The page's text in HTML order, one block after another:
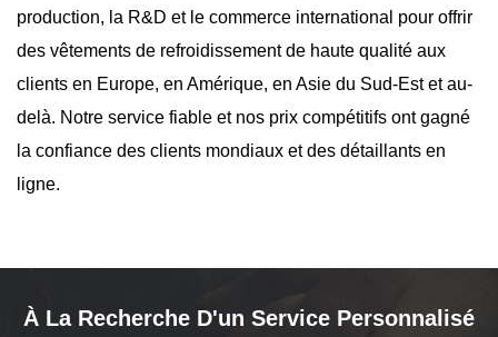
production, la R&D et le commerce international pour offrir
des vêtements de refroidissement de haute qualité aux
clients en Europe, en Amérique, en Asie du Sud-Est et au-
delà. Notre service fiable et nos prix compétitifs ont gagné
la confiance des clients mondiaux et des détaillants en
ligne.
À La Recherche D'un Service Personnalisé